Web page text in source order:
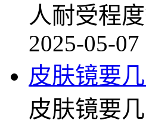
人耐受程
2025-05-07
皮肤镜要
皮肤镜要